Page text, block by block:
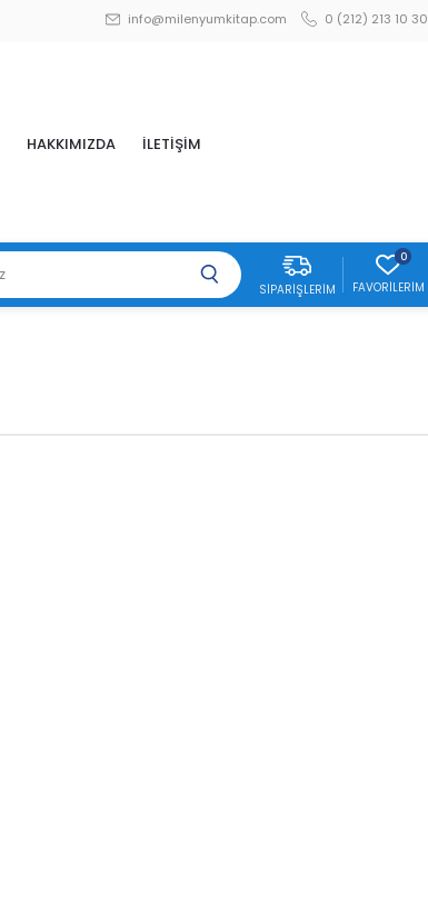
info@milenyumkitap.com 0 (212) 213 10 30
HAKKIMIZDA İLETİŞİM
SIPARIŞLERIM
0
FAVORILERIM